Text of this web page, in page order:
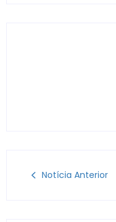
Notícia Anterior